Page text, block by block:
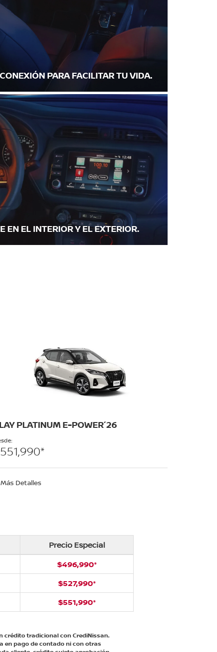
CONEXIÓN PARA FACILITAR TU VIDA.
EN EL INTERIOR Y EL EXTERIOR.
PLATINUM E-POWER´26
Más Detalles
Precio Especial
$496,990*
$527,990*
$551,990*
crédito tradicional con CrediNissan.
en pago de contado ni con otras